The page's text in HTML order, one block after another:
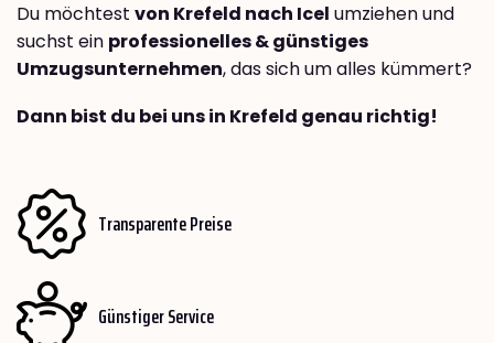
Du möchtest von Krefeld nach Icel umziehen und
suchst ein professionelles & günstiges
Umzugsunternehmen, das sich um alles kümmert?
Dann bist du bei uns in Krefeld genau richtig!
Transparente Preise
Günstiger Service